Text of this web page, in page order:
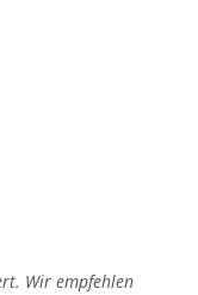
Wir empfehlen